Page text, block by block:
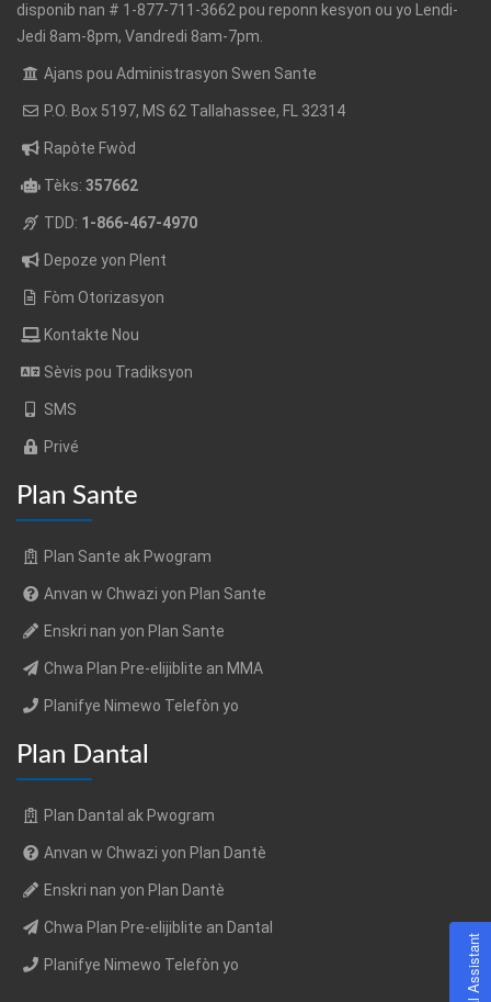
disponib nan # 1-877-711-3662 pou reponn kesyon ou yo Lendi-
Jedi 8am-8pm, Vandredi 8am-7pm.
Ajans pou Administrasyon Swen Sante
P.O. Box 5197, MS 62 Tallahassee, FL 32314
Rapòte Fwòd
Tèks: 357662
TDD: 1-866-467-4970
Depoze yon Plent
Fòm Otorizasyon
Kontakte Nou
Sèvis pou Tradiksyon
SMS
Privé
Plan Sante
Plan Sante ak Pwogram
Anvan w Chwazi yon Plan Sante
Enskri nan yon Plan Sante
Chwa Plan Pre-elijiblite an MMA
Planifye Nimewo Telefòn yo
Plan Dantal
Plan Dantal ak Pwogram
Anvan w Chwazi yon Plan Dantè
Enskri nan yon Plan Dantè
Chwa Plan Pre-elijiblite an Dantal
Planifye Nimewo Telefòn yo